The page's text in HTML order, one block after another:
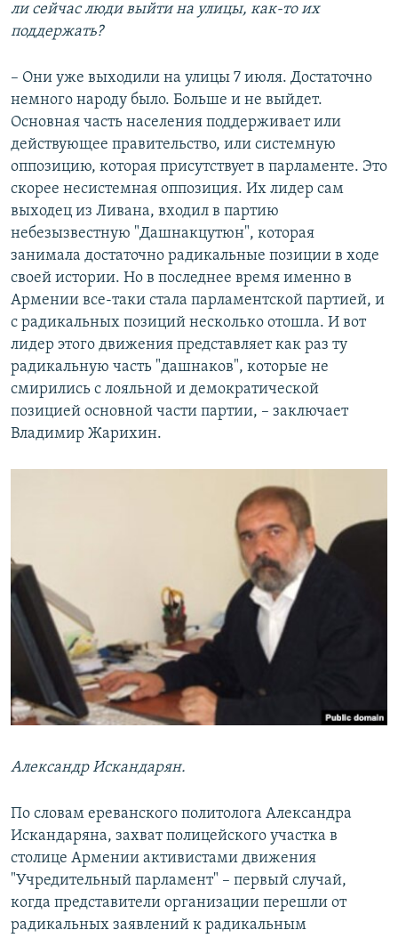
ли сейчас люди выйти на улицы, как-то их
поддержать?
– Они уже выходили на улицы 7 июля. Достаточно
немного народу было. Больше и не выйдет.
Основная часть населения поддерживает или
действующее правительство, или системную
оппозицию, которая присутствует в парламенте. Это
скорее несистемная оппозиция. Их лидер сам
выходец из Ливана, входил в партию
небезызвестную "Дашнакцутюн", которая
занимала достаточно радикальные позиции в ходе
своей истории. Но в последнее время именно в
Армении все-таки стала парламентской партией, и
с радикальных позиций несколько отошла. И вот
лидер этого движения представляет как раз ту
радикальную часть "дашнаков", которые не
смирились с лояльной и демократической
позицией основной части партии, – заключает
Владимир Жарихин.
Александр Искандарян.
По словам ереванского политолога Александра
Искандаряна, захват полицейского участка в
столице Армении активистами движения
"Учредительный парламент" – первый случай,
когда представители организации перешли от
радикальных заявлений к радикальным